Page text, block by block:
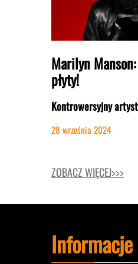
Marilyn
płyty!
Kontrowersyjny
28 września 2024
ZOBACZ WIĘCEJ>>>
Informacje